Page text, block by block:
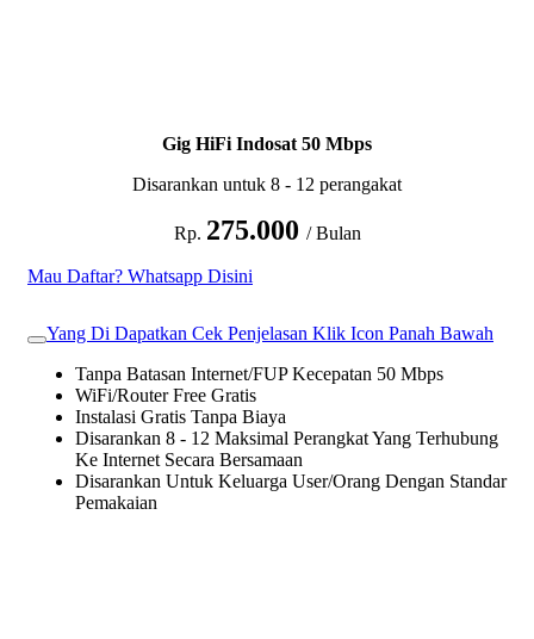
Gig HiFi Indosat 50 Mbps
Disarankan untuk 8 - 12 perangakat
Rp. 275.000 / Bulan
Mau Daftar? Whatsapp Disini
Yang Di Dapatkan Cek Penjelasan Klik Icon Panah Bawah
Tanpa Batasan Internet/FUP Kecepatan 50 Mbps
WiFi/Router Free Gratis
Instalasi Gratis Tanpa Biaya
Disarankan 8 - 12 Maksimal Perangkat Yang Terhubung
Ke Internet Secara Bersamaan
Disarankan Untuk Keluarga User/Orang Dengan Standar
Pemakaian